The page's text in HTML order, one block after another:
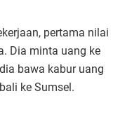
pertama nilai
Dia minta uang ke
bawa kabur uang
ke Sumsel.